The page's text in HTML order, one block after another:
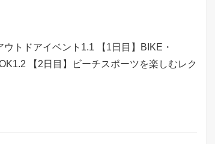
トドアイベント1.1 【1日目】BIKE・
【2日目】ビーチスポーツを楽しむレク